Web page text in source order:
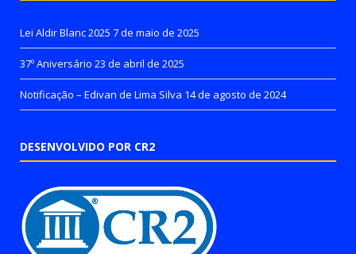
Lei Aldir Blanc 2025 7 de maio de 2025
37º Aniversário 23 de abril de 2025
Notificação – Edivan de Lima Silva 14 de agosto de 2024
DESENVOLVIDO POR CR2